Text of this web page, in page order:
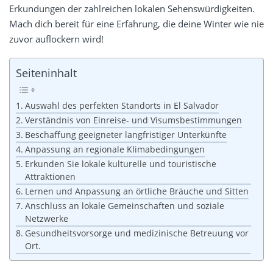
Erkundungen der zahlreichen lokalen Sehenswürdigkeiten.
Mach dich bereit für eine Erfahrung, die deine Winter wie nie
zuvor auflockern wird!
Seiteninhalt
Auswahl des perfekten Standorts in El Salvador
Verständnis von Einreise- und Visumsbestimmungen
Beschaffung geeigneter langfristiger Unterkünfte
Anpassung an regionale Klimabedingungen
Erkunden Sie lokale kulturelle und touristische
Attraktionen
Lernen und Anpassung an örtliche Bräuche und Sitten
Anschluss an lokale Gemeinschaften und soziale
Netzwerke
Gesundheitsvorsorge und medizinische Betreuung vor
Ort.